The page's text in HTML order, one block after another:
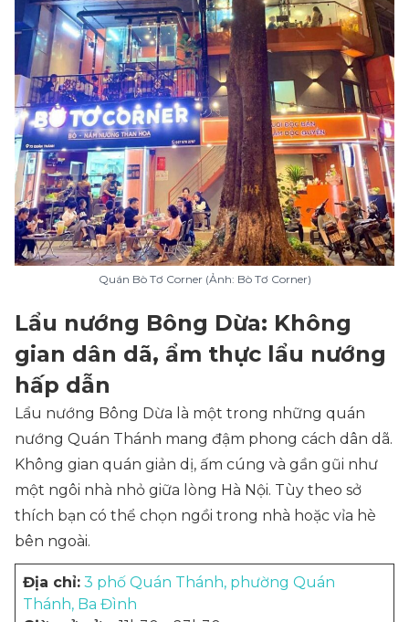
Quán Bò Tơ Corner (Ảnh: Bò Tơ Corner)
Lẩu nướng Bông Dừa: Không
gian dân dã, ẩm thực lẩu nướng
hấp dẫn
Lẩu nướng Bông Dừa là một trong những quán
nướng Quán Thánh mang đậm phong cách dân dã.
Không gian quán giản dị, ấm cúng và gần gũi như
một ngôi nhà nhỏ giữa lòng Hà Nội. Tùy theo sở
thích bạn có thể chọn ngồi trong nhà hoặc vỉa hè
bên ngoài.
Địa chỉ: 3 phố Quán Thánh, phường Quán
Thánh, Ba Đình